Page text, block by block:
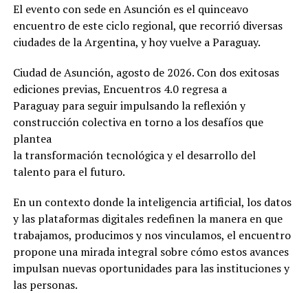
El evento con sede en Asunción es el quinceavo
encuentro de este ciclo regional, que recorrió diversas
ciudades de la Argentina, y hoy vuelve a Paraguay.
Ciudad de Asunción, agosto de 2026. Con dos exitosas
ediciones previas, Encuentros 4.0 regresa a
Paraguay para seguir impulsando la reflexión y
construcción colectiva en torno a los desafíos que
plantea
la transformación tecnológica y el desarrollo del
talento para el futuro.
En un contexto donde la inteligencia artificial, los datos
y las plataformas digitales redefinen la manera en que
trabajamos, producimos y nos vinculamos, el encuentro
propone una mirada integral sobre cómo estos avances
impulsan nuevas oportunidades para las instituciones y
las personas.